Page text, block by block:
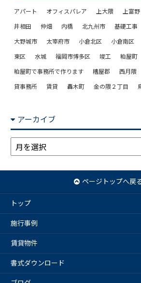
アパート オフィスパレア 上大隈 上富野
井相田
仲畑 内橋 北九州市 基礎工事
大野城市
太宰府市 小倉北区 小倉南区
東区
水城 福岡市博多区 竣工
粕屋町
粕屋町で事務所で作ります
糟屋郡 西月隈
貸事務所
賃貸 轟木町 金の隈２丁目
アーカイブ
ア
ー
ブ
ページトップへ戻
トップ
施行事例
賃貸物件
書式ダウンロード